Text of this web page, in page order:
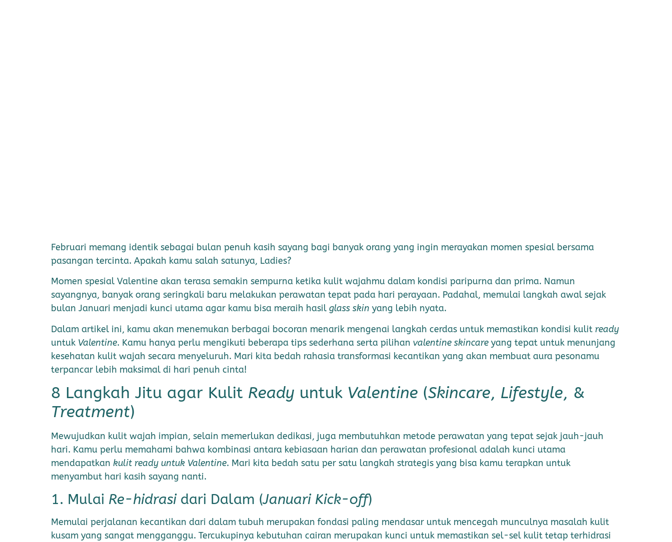
Februari memang identik sebagai bulan penuh kasih sayang bagi banyak orang yang ingin merayakan momen spesial bersama
pasangan tercinta. Apakah kamu salah satunya, Ladies?
Momen spesial Valentine akan terasa semakin sempurna ketika kulit wajahmu dalam kondisi paripurna dan prima. Namun
sayangnya, banyak orang seringkali baru melakukan perawatan tepat pada hari perayaan. Padahal, memulai langkah awal sejak
bulan Januari menjadi kunci utama agar kamu bisa meraih hasil glass skin yang lebih nyata.
Dalam artikel ini, kamu akan menemukan berbagai bocoran menarik mengenai langkah cerdas untuk memastikan kondisi kulit ready
untuk Valentine. Kamu hanya perlu mengikuti beberapa tips sederhana serta pilihan valentine skincare yang tepat untuk menunjang
kesehatan kulit wajah secara menyeluruh. Mari kita bedah rahasia transformasi kecantikan yang akan membuat aura pesonamu
terpancar lebih maksimal di hari penuh cinta!
8 Langkah Jitu agar Kulit Ready untuk Valentine (Skincare, Lifestyle, &
Treatment)
Mewujudkan kulit wajah impian, selain memerlukan dedikasi, juga membutuhkan metode perawatan yang tepat sejak jauh-jauh
hari. Kamu perlu memahami bahwa kombinasi antara kebiasaan harian dan perawatan profesional adalah kunci utama
mendapatkan kulit ready untuk Valentine. Mari kita bedah satu per satu langkah strategis yang bisa kamu terapkan untuk
menyambut hari kasih sayang nanti.
1. Mulai Re-hidrasidari Dalam (Januari Kick-off)
Memulai perjalanan kecantikan dari dalam tubuh merupakan fondasi paling mendasar untuk mencegah munculnya masalah kulit
kusam yang sangat mengganggu. Tercukupinya kebutuhan cairan merupakan kunci untuk memastikan sel-sel kulit tetap terhidrasi